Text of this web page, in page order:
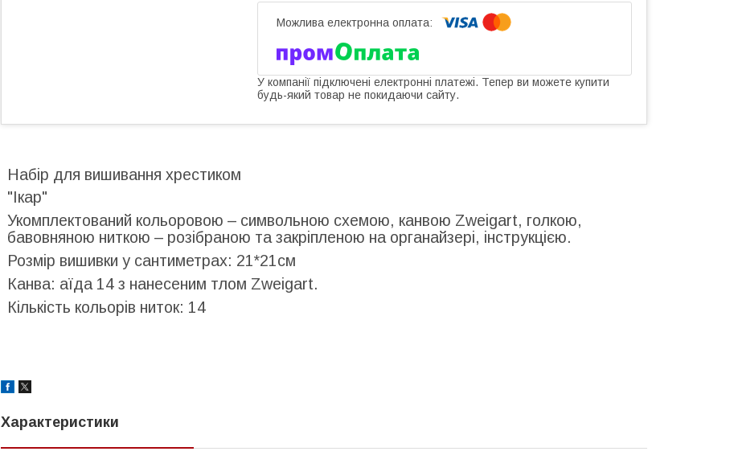
У компанії підключені електронні платежі. Тепер ви можете купити
будь-який товар не покидаючи сайту.
Набір для вишивання хрестиком
"Ікар"
Укомплектований кольоровою – символьною схемою, канвою Zweigart, голкою,
бавовняною ниткою – розібраною та закріпленою на органайзері, інструкцією.
Розмір вишивки у сантиметрах: 21*21см
Канва: аїда 14 з нанесеним тлом Zweigart.
Кількість кольорів ниток: 14
Характеристики